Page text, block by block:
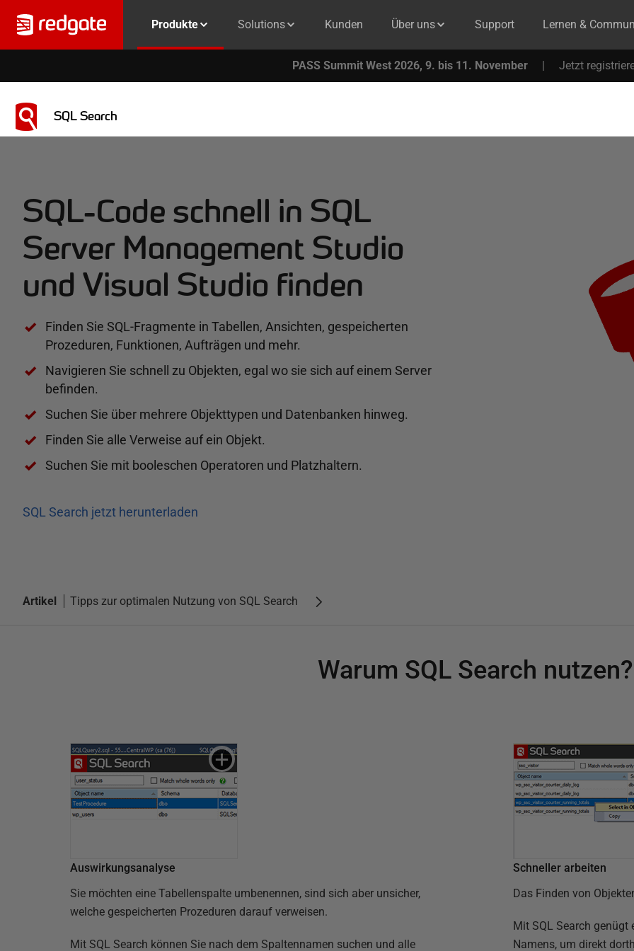
Produkte Solutions Kunden Über uns Support Lernen &
PASS Summit West 2026, 9. bis 11. November | Jetzt
SQL Search
SQL-Code schnell in SQL
Server Management Studio
und Visual Studio finden
Finden Sie SQL-Fragmente in Tabellen, Ansichten, gespeicherten
Prozeduren, Funktionen, Aufträgen und mehr.
Navigieren Sie schnell zu Objekten, egal wo sie sich auf einem Server
befinden.
Suchen Sie über mehrere Objekttypen und Datenbanken hinweg.
Finden Sie alle Verweise auf ein Objekt.
Suchen Sie mit booleschen Operatoren und Platzhaltern.
SQL Search jetzt herunterladen
Artikel Tipps zur optimalen Nutzung von SQL Search
Warum SQL Search nutzen?
Auswirkungsanalyse
Sie möchten eine Tabellenspalte umbenennen, sind sich aber unsicher,
welche gespeicherten Prozeduren darauf verweisen.
Mit SQL Search können Sie nach dem Spaltennamen suchen und alle
Schneller arbeiten
Das Finden von
Mit SQL Search
Namens, um direkt